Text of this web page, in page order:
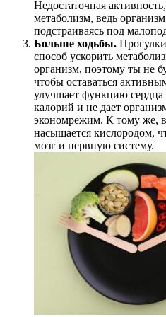
Недостаточная
метаболизм, ведь
подстраиваясь под
Больше ходьбы.
способ ускорить
организм, поэтому ты не
чтобы оставаться
улучшает функцию сердца
калорий и не дает
экономрежим. К тому же,
насыщается кислородом,
мозг и нервную систему.